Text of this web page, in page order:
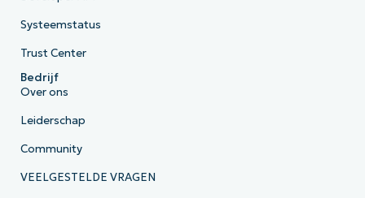
Systeemstatus
Trust Center
Bedrijf
Over ons
Leiderschap
Community
VEELGESTELDE VRAGEN